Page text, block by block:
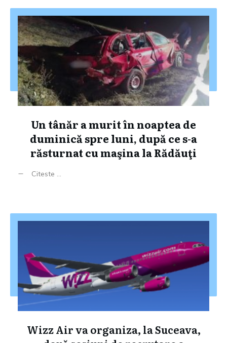
Un tânăr a murit în noaptea de
duminică spre luni, după ce s-a
răsturnat cu maşina la Rădăuţi
Citeste ...
Wizz Air va organiza, la Suceava,